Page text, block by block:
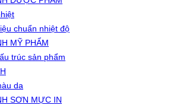
chuẩn nhiệt độ
MỸ PHẨM
trúc sản phẩm
da
SƠN MỰC IN